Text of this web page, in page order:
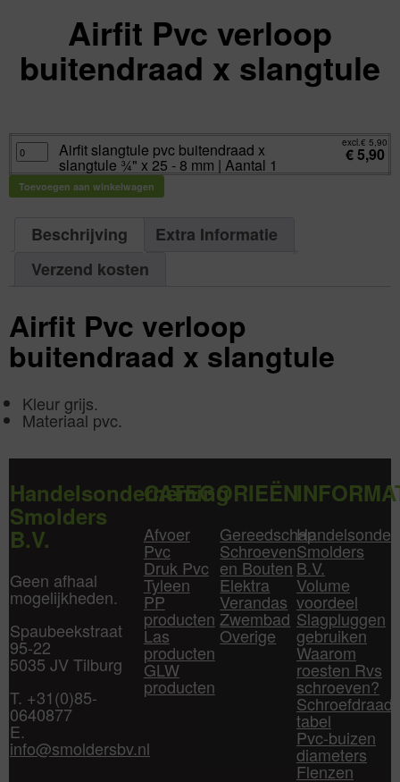
Airfit Pvc verloop
buitendraad x slangtule
Airfit
slangtule
pvc
buitendraad
x
slangtule
Aantal
Airfit slangtule pvc buitendraad x
slangtule ¾" x 25 - 8 mm | Aantal 1
excl.€ 5,90
€5,90
Toevoegen aan winkelwagen
Beschrijving
Extra Informatie
Verzend kosten
Airfit Pvc verloop
buitendraad x slangtule
Kleur grijs.
Materiaal pvc.
Handelsonderneming
Smolders
B.V.
Geen afhaal
mogelijkheden.
Spaubeekstraat
95-22
5035 JV Tilburg
T. +31(0)85-
0640877
E.
info@smoldersbv.nl
CATEGORIEËN
Afvoer
Pvc
Druk Pvc
Tyleen
PP
producten
Las
producten
GLW
producten
Gereedschap
Schroeven
en Bouten
Elektra
Verandas
Zwembad
Overige
Smolders
B.V.
Volume
voordeel
Slagpluggen
gebruiken
Waarom
roesten Rvs
schroeven?
Schroefdraad
tabel
Pvc-buizen
diameters
Flenzen